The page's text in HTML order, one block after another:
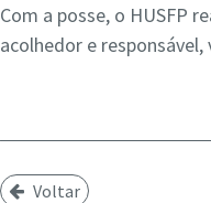
Com a posse, o HUSFP
acolhedor e
Voltar